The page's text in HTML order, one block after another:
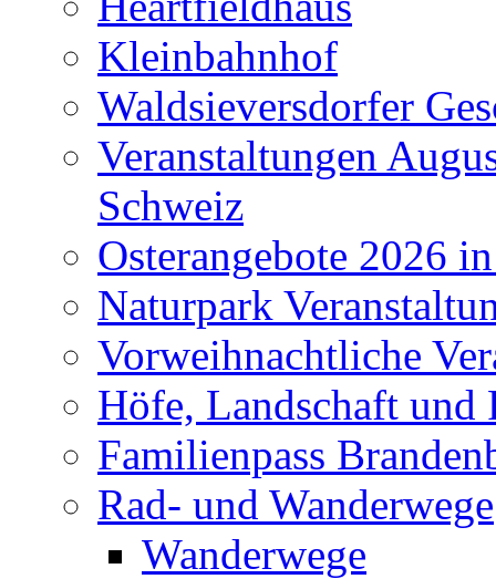
Kleinbahnhof
Waldsieversdorfer
Veranstaltungen
Schweiz
Osterangebote 2026
Naturpark
Vorweihnachtliche
Höfe, Landschaft und
Familienpass
Rad- und Wanderwege
Wanderwege